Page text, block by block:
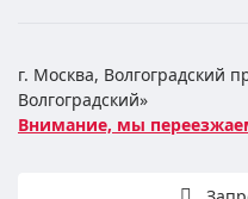
г. Москва, Волгоградский
Волгоградский»
Внимание, мы